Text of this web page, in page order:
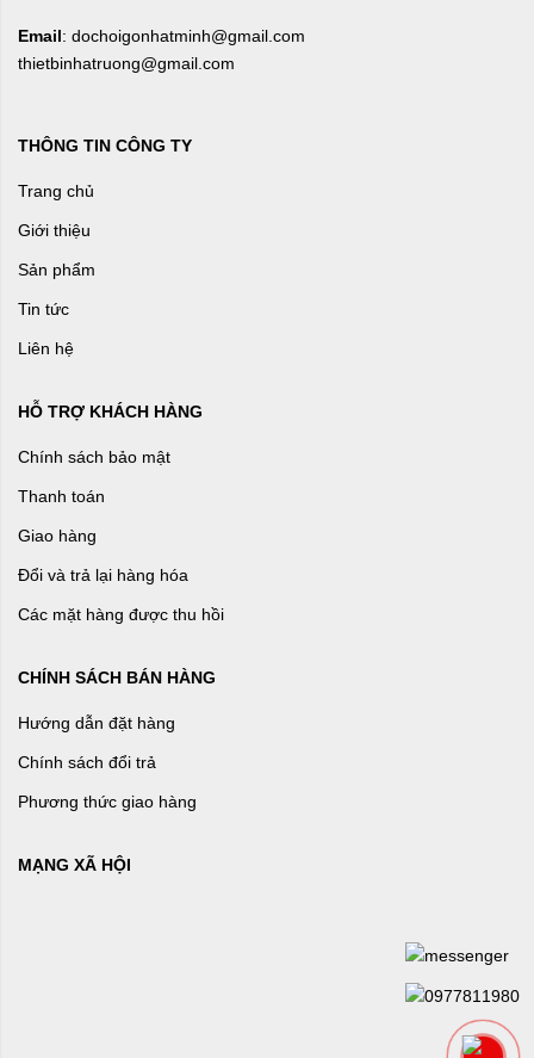
Email: dochoigonhatminh@gmail.com
thietbinhatruong@gmail.com
THÔNG TIN CÔNG TY
Trang chủ
Giới thiệu
Sản phẩm
Tin tức
Liên hệ
HỖ TRỢ KHÁCH HÀNG
Chính sách bảo mật
Thanh toán
Giao hàng
Đổi và trả lại hàng hóa
Các mặt hàng được thu hồi
CHÍNH SÁCH BÁN HÀNG
Hướng dẫn đặt hàng
Chính sách đổi trả
Phương thức giao hàng
MẠNG XÃ HỘI